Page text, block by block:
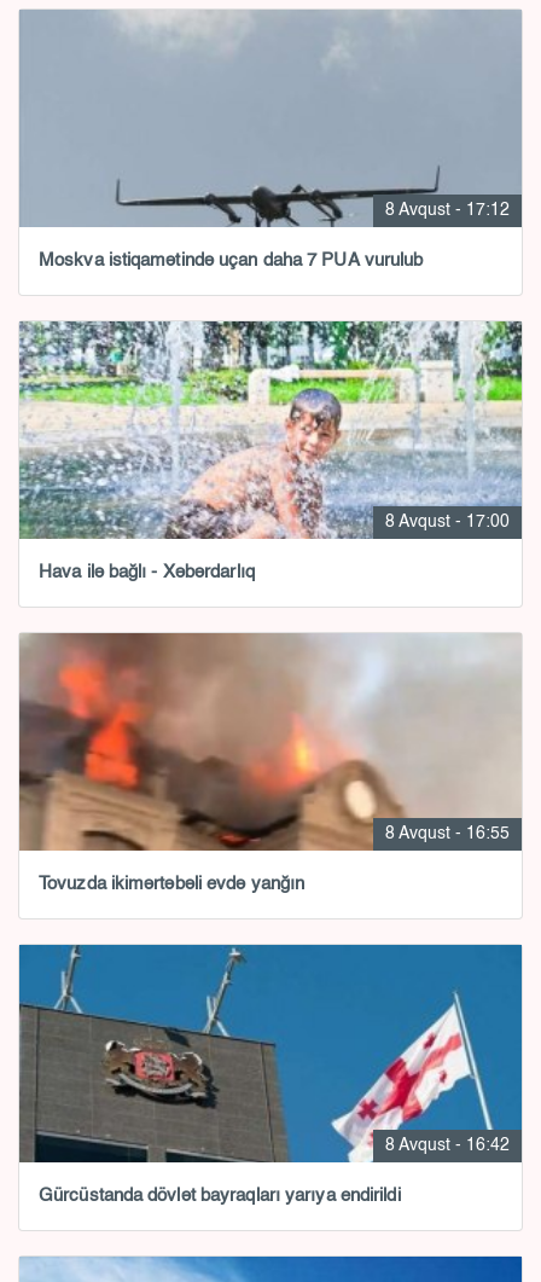
8 Avqust - 17:12
Moskva istiqamətində uçan daha 7 PUA vurulub
8 Avqust - 17:00
Hava ilə bağlı - Xəbərdarlıq
8 Avqust - 16:55
Tovuzda ikimərtəbəli evdə yanğın
8 Avqust - 16:42
Gürcüstanda dövlət bayraqları yarıya endirildi